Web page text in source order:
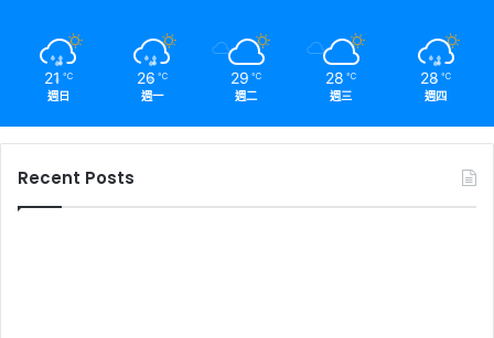
21 ℃
週日
26 ℃
週一
29 ℃
週二
28 ℃
週三
28 ℃
週四
Recent Posts